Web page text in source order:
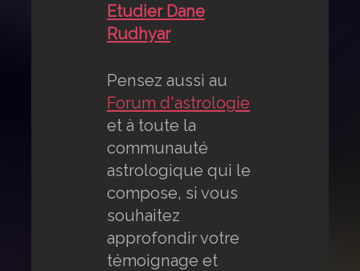
Etudier Dane
Rudhyar
Pensez aussi au
Forum d'astrologie
et à toute la
communauté
astrologique qui le
compose, si vous
souhaitez
approfondir votre
témoignage et